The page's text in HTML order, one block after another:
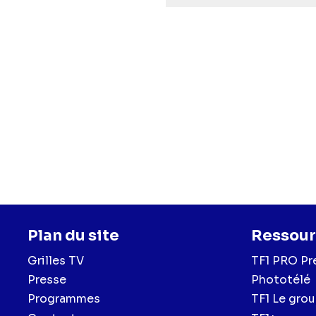
Plan du site
Grilles TV
Presse
Programmes
TF1 PRO
Phototélé
TF1 Le